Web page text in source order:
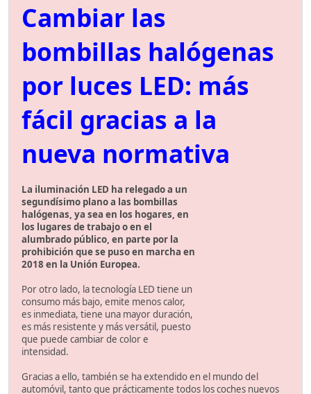
Cambiar las
bombillas halógenas
por luces LED: más
fácil gracias a la
nueva normativa
La iluminación LED ha relegado a un
segundísimo plano a las bombillas
halógenas, ya sea en los hogares, en
los lugares de trabajo o en el
alumbrado público, en parte por la
prohibición que se puso en marcha en
2018 en la Unión Europea.
Por otro lado, la tecnología LED tiene un
consumo más bajo, emite menos calor,
es inmediata, tiene una mayor duración,
es más resistente y más versátil, puesto
que puede cambiar de color e
intensidad.
Gracias a ello, también se ha extendido en el mundo del
automóvil, tanto que prácticamente todos los coches nuevos